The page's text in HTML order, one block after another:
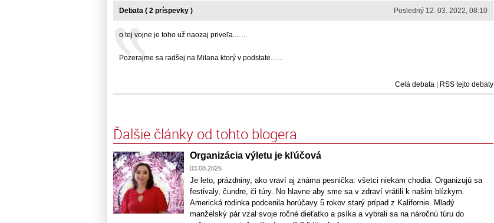
Posledný 12. 03. 2022, 08:10
Debata ( 2 príspevky )
o tej vojne je toho už naozaj priveľa.... ...
Pozerajme sa radšej na Milana ktorý v podstate... ...
Celá debata | RSS tejto debaty
Ďalšie články od tohto blogera
Organizácia výletu je kľúčová
03.08.2026
Je leto, prázdniny, ako vraví aj známa pesnička: všetci niekam chodia. Organizujú sa
festivaly, čundre, či túry. No hlavne aby sme sa v zdraví vrátili k našim blízkym.
Americká rodinka podcenila horúčavy 5 rokov starý prípad z Kalifornie. Mladý
manželský pár vzal svoje ročné dieťatko a psíka a vybrali sa na náročnú túru do